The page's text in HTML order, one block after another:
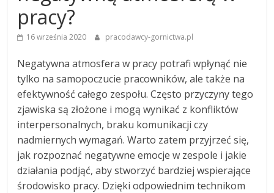
pracy?
16 września 2020 pracodawcy-gornictwa.pl
Negatywna atmosfera w pracy potrafi wpłynąć nie
tylko na samopoczucie pracowników, ale także na
efektywność całego zespołu. Często przyczyny tego
zjawiska są złożone i mogą wynikać z konfliktów
interpersonalnych, braku komunikacji czy
nadmiernych wymagań. Warto zatem przyjrzeć się,
jak rozpoznać negatywne emocje w zespole i jakie
działania podjąć, aby stworzyć bardziej wspierające
środowisko pracy. Dzięki odpowiednim technikom